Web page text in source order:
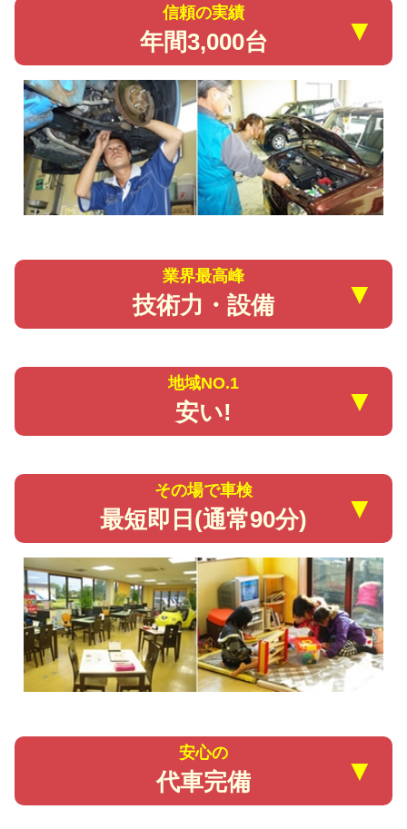
▼
信頼の実績
年間3,000台
▼
業界最高峰
技術力・設備
▼
地域NO.1
安い!
▼
その場で車検
最短即日(通常90分)
▼
安心の
代車完備